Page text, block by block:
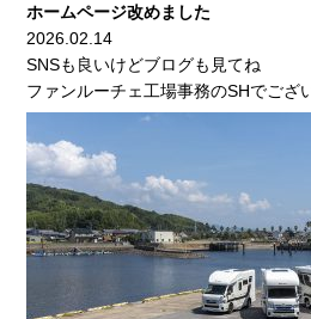
ホームページ改めました
2026.02.14
SNSも良いけどブログも見てね
ファンルーチェ工場事務のSHでござ